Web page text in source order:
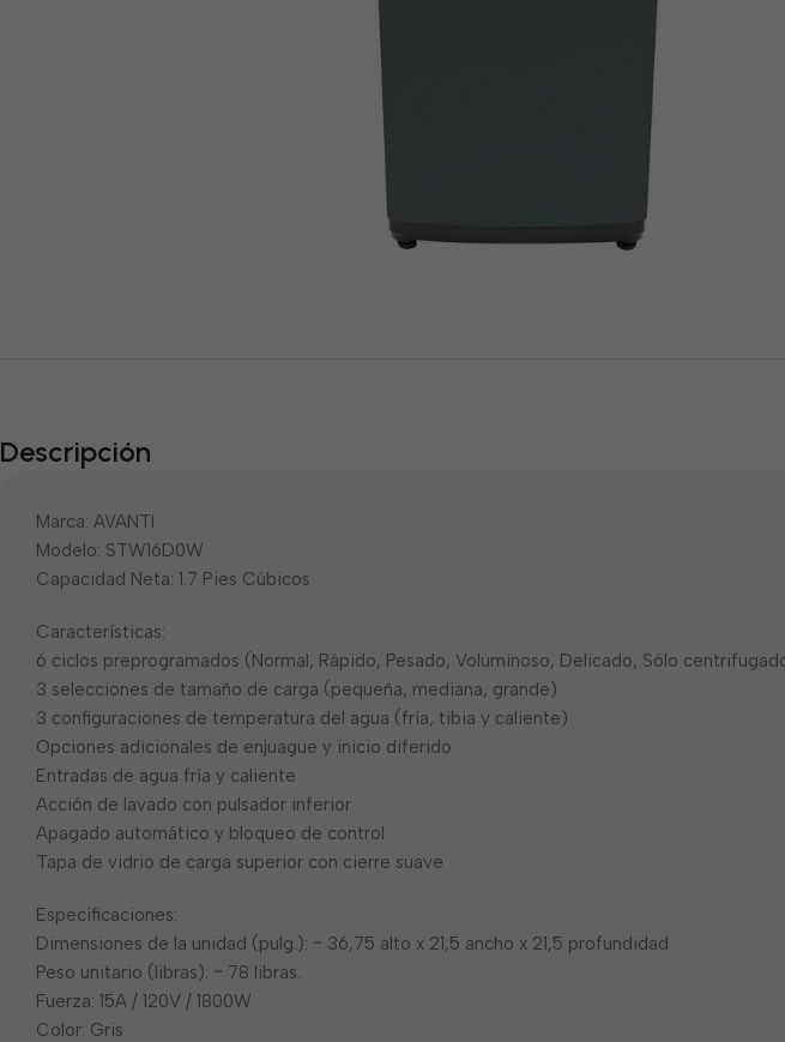
Descripción
Marca: AVANTI
Modelo: STW16D0W
Capacidad Neta: 1.7 Pies Cúbicos
Características:
6 ciclos preprogramados (Normal, Rápido, Pesado, Voluminoso, Delicado, Sólo
3 selecciones de tamaño de carga (pequeña, mediana, grande)
3 configuraciones de temperatura del agua (fría, tibia y caliente)
Opciones adicionales de enjuague y inicio diferido
Entradas de agua fría y caliente
Acción de lavado con pulsador inferior
Apagado automático y bloqueo de control
Tapa de vidrio de carga superior con cierre suave
Especificaciones:
Dimensiones de la unidad (pulg.): ~ 36,75 alto x 21,5 ancho x 21,5 profundidad
Peso unitario (libras): ~ 78 libras.
Fuerza: 15A / 120V / 1800W
Color: Gris